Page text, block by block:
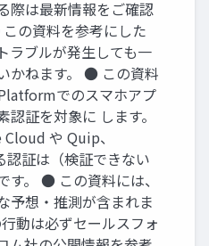
際は最新情報をご確認
の資料を参考にした
ラブルが発生しても一
かねます。 ● この資料
でのスマホアプ
認証を対象に します。
や Quip、
認証は（検証できない
す。 ● この資料には、
予想・推測が含まれま
動は必ずセールスフォ